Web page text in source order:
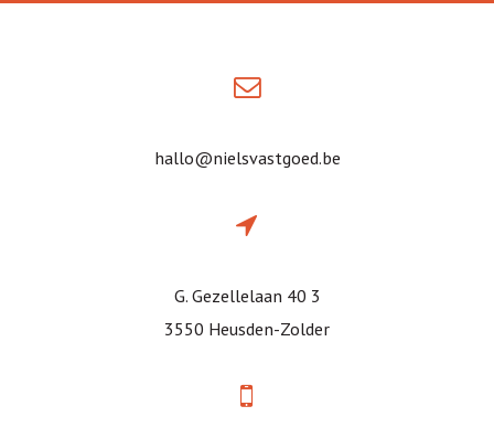
hallo@nielsvastgoed.be
G. Gezellelaan 40 3
3550 Heusden-Zolder